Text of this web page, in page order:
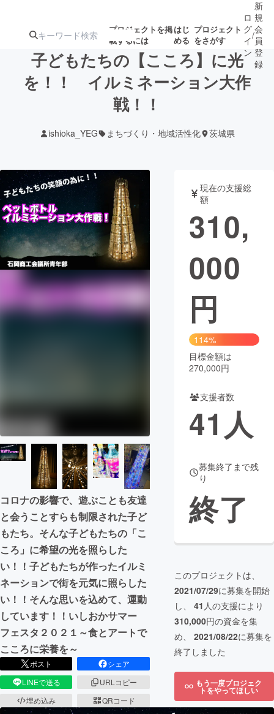
プロジェクトを掲
載するには
はじ
める
プロジェクト
をさがす
注目の新着プロ
募集終了が近いプ
テクノロジー・ガジェット
映像・映画 書籍・雑誌
ビジネス・起業 チャレンジ
CAMPFIRE Creation
コミュニティ
ロ
グ
イ
ン
/
新
規
会
員
登
録
子どもたちの【こころ】に光
を！！ イルミネーション大作
戦！！
ishioka_YEG まちづくり・地域活性化 茨城県
コロナの影響で、遊ぶことも友達
と会うことすらも制限された子ど
もたち。そんな子どもたちの「こ
ころ」に希望の光を照らした
い！！子どもたちが作ったイルミ
ネーションで街を元気に照らした
い！！そんな思いを込めて、運動
しています！！いしおかサマー
フェスタ２０２１～食とアートで
こころに栄養を～
ポスト
シェア
LINEで送る
URLコピー
埋め込み
QRコード
現在の支援総
額
310,
000
円
114%
目標金額は
270,000円
支援者数
41 人
募集終了まで残
り
終了
このプロジェクトは、
2021/07/29に募集を開始
し、 41 人の支援により
310,000円の資金を集
め、 2021/08/22に募集を
終了しました
もう一度プロジェク
トをやってほしい